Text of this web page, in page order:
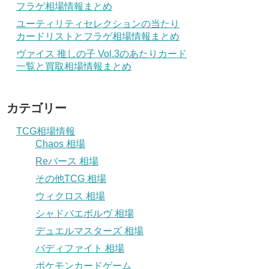
フラゲ相場情報まとめ
ユーティリティセレクションの当たり
カードリストとフラゲ相場情報まとめ
ヴァイス 推しの子 Vol.3のあたりカード
一覧と買取相場情報まとめ
カテゴリー
TCG相場情報
Chaos 相場
Reバース 相場
その他TCG 相場
ウィクロス 相場
シャドバエボルヴ 相場
デュエルマスターズ 相場
バディファイト 相場
ポケモンカードゲーム